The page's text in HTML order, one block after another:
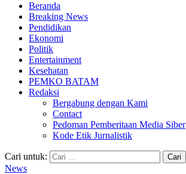
Beranda
Breaking News
Pendidikan
Ekonomi
Politik
Entertainment
Kesehatan
PEMKO BATAM
Redaksi
Bergabung dengan Kami
Contact
Pedoman Pemberitaan Media Siber
Kode Etik Jurnalistik
Cari untuk:
News